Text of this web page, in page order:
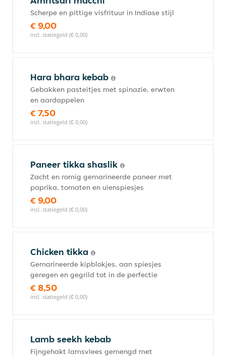
Scherpe en pittige visfrituur in Indiase stijl
€ 9,00
incl. statiegeld (€ 0,00)
Hara bhara kebab
Gebakken pasteitjes met spinazie, erwten
en aardappelen
€ 7,50
incl. statiegeld (€ 0,00)
Paneer tikka shaslik
Zacht en romig gemarineerde paneer met
paprika, tomaten en uienspiesjes
€ 9,00
incl. statiegeld (€ 0,00)
Chicken tikka
Gemarineerde kipblokjes, aan spiesjes
geregen en gegrild tot in de perfectie
€ 8,50
incl. statiegeld (€ 0,00)
Lamb seekh kebab
Fijngehakt lamsvlees gemengd met